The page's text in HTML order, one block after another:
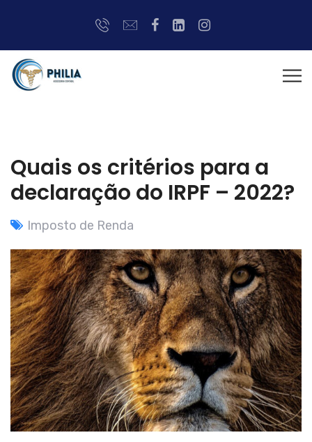
Quais os critérios para a
declaração do IRPF – 2022?
Imposto de Renda